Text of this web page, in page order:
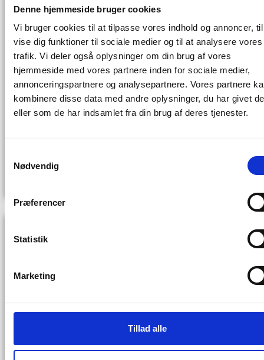
Denne hjemmeside bruger cookies
Vi bruger cookies til at tilpasse vores indhold og annoncer,
vise dig funktioner til sociale medier og til at analysere vores
trafik. Vi deler også oplysninger om din brug af vores
hjemmeside med vores partnere inden for sociale medier,
annonceringspartnere og analysepartnere. Vores partnere
kombinere disse data med andre oplysninger, du har givet
eller som de har indsamlet fra din brug af deres tjenester.
Nødvendig
Præferencer
Statistik
Marketing
Tillad alle
World Trade Center Ballerup slår
dørene op til det nye 15-etagers
højhus.
hidtil eneste World Trade Center, slår vi dørene op til